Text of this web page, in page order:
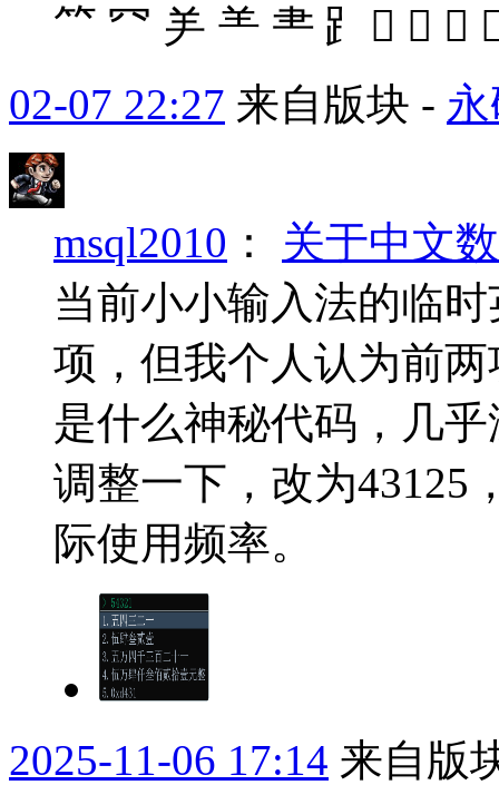
⺮ ⺳ ⺶ ⺷ ⺻ ⻊  
02-07 22:27 来自版块 -
msql2010 ： 关于中文
当前小小输入法的临
项，但我个人认为前
是什么神秘代码，几
调整一下，改为43125
际使用频率。
2025-11-06 17:14 来自版